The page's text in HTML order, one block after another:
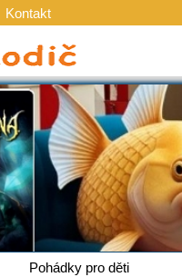
Kontakt
Pohádky pro děti